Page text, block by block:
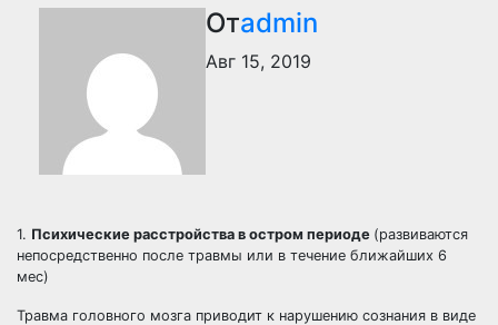
Отadmin
Авг 15, 2019
1. Психические расстройства в остром периоде (развиваются
непосредственно после травмы или в течение ближайших 6
мес)
Травма головного мозга приводит к нарушению сознания в виде